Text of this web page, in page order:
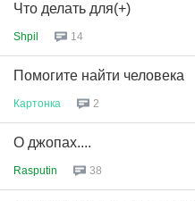
Что делать для(+)
Shpil 14
Помогите найти человека
Картонка 2
О джопах....
Rasputin 38